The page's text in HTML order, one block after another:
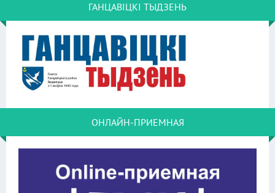
ГАНЦАВІЦКІ ТЫДЗЕНЬ
ОНЛАЙН-ПРИЕМНАЯ